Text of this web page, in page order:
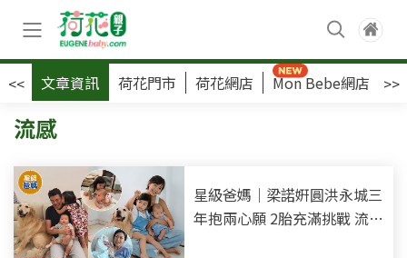
<< 文章資訊 荷花門市 荷花網店 Mon Bebe網店 >>
流感
星級爸媽｜梁諾姸圓洪永城三
年抱兩心願 2胎充滿挑戰 流感